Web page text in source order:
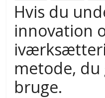
Hvis du
innovation
metode, du
bruge.